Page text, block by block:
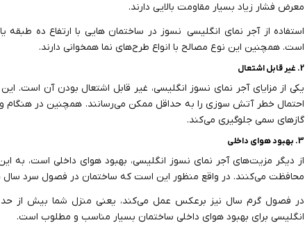
معرض فشار زیاد بسیار مقاومت بالایی دارند.
استفاده از آجر نمای انگلیسی نسوز در ساختمان ‌هایی با ارتفاع ده
است. همچنین این نوع مصالح با انواع طرح‌های نما همخوانی دارند.
2. غیر قابل اشتعال
یکی از مزایای آجر نمای نسوز انگلیسی، غیر قابل اشتعال بودن آن است.
احتمال خطر آتش سوزی را به حداقل ممکن می‌رسانند. همچنین در هنگام
گازهای سمی جلوگیری می‌کند.
3. بهبود هوای داخلی
از دیگر مزیت‌های آجر نمای نسوز انگلیسی، بهبود هوای داخلی است، به
محافظت می‌کنند. در واقع منظور این است که ساختمان در فصول سرد
در فصول گرم سال نیز برعکس عمل می‌کند، یعنی منزل شما بیش از حد
انگلیسی برای بهبود هوای داخلی ساختمان بسیار مناسب و مطلوب است.